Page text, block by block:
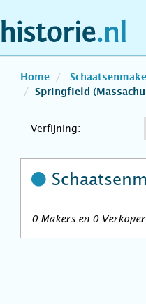
Home
Springfield
Verfijning:
0 Makers en 0